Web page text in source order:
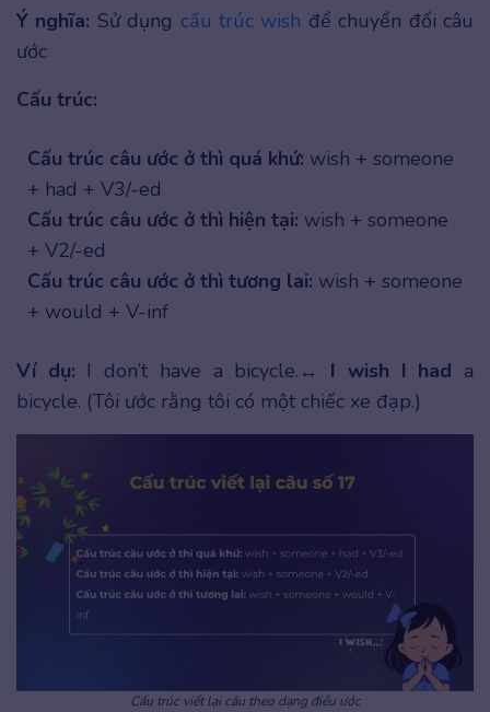
Ý nghĩa: Sử dụng cấu trúc wish để chuyển đổi câu
ước
Cấu trúc:
Cấu trúc câu ước ở thì quá khứ: wish + someone
+ had + V3/-ed
Cấu trúc câu ước ở thì hiện tại: wish + someone
+ V2/-ed
Cấu trúc câu ước ở thì tương lai: wish + someone
+ would + V-inf
Ví dụ: I don’t have a bicycle.↔ I wish I had a
bicycle. (Tôi ước rằng tôi có một chiếc xe đạp.)
Cấu trúc viết lại câu theo dạng điều ước